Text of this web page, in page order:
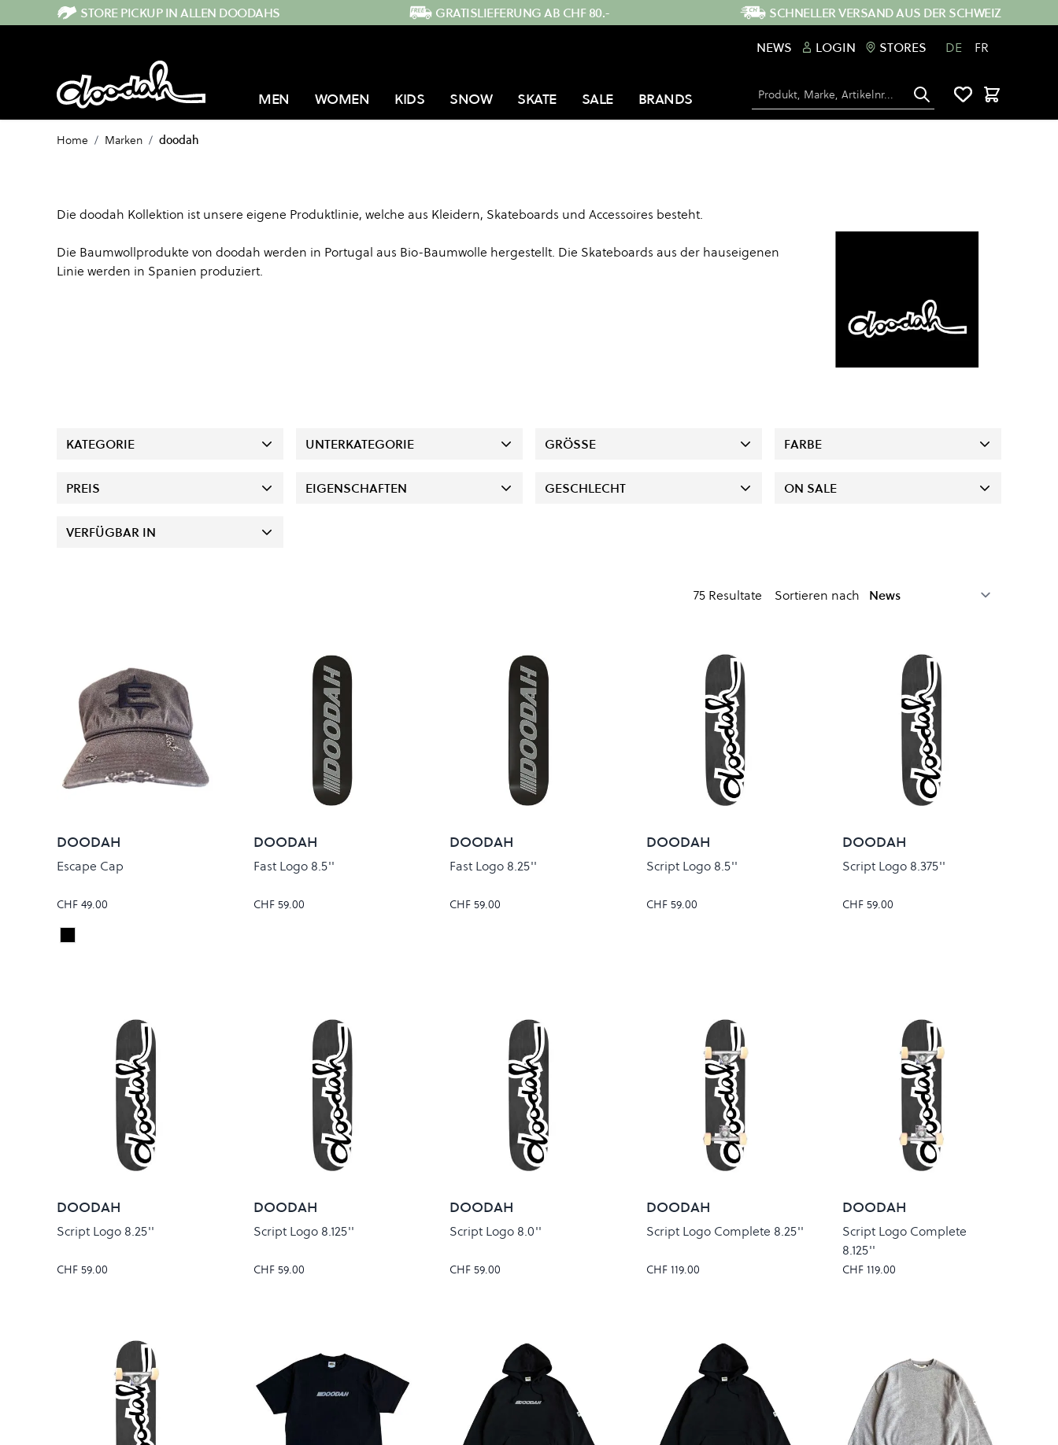
Direkt zum InhaltSTORE PICKUP IN ALLEN DOODAHS GRATISLIEFERUNG AB CHF 80.-
SCHNELLER VERSAND AUS DER SCHWEIZ
NEWS
LOGIN STORES DE FR
MEN WOMEN KIDS SNOW SKATE SALE BRANDS Suche Warenkorb
Home / Marken / doodah
Die doodah Kollektion ist unsere eigene Produktlinie, welche aus Kleidern, Skateboards und Accessoires besteht.
Die Baumwollprodukte von doodah werden in Portugal aus Bio-Baumwolle hergestellt. Die Skateboards aus der hauseigenen
Linie werden in Spanien produziert.
KATEGORIE UNTERKATEGORIE GRÖSSE FARBE
PREIS EIGENSCHAFTEN GESCHLECHT ON SALE
VERFÜGBAR IN
75 Resultate Sortieren nach
DOODAH
Escape Cap
CHF 49.00
Colour
Washed Black
DOODAH
Fast Logo 8.5''
CHF 59.00
DOODAH
Fast Logo 8.25''
CHF 59.00
DOODAH
Script Logo 8.5''
CHF 59.00
DOODAH
Script Logo 8.375''
CHF 59.00
DOODAH
Script Logo 8.25''
CHF 59.00
DOODAH
Script Logo 8.125''
CHF 59.00
DOODAH
Script Logo 8.0''
CHF 59.00
DOODAH
Script Logo Complete 8.25''
CHF 119.00
DOODAH
Script Logo Complete
8.125''
CHF 119.00